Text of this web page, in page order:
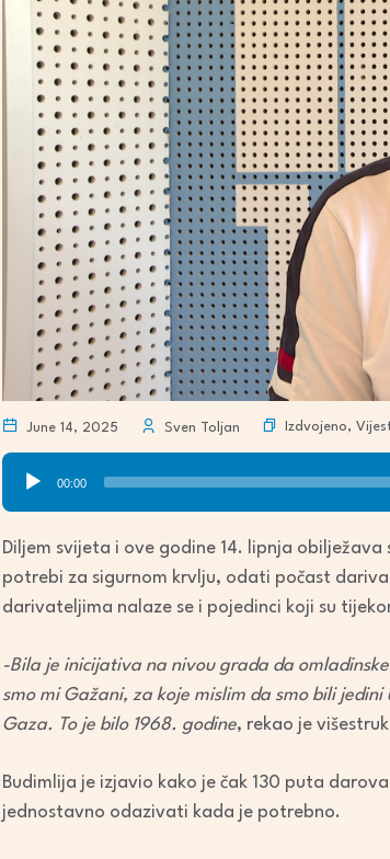
June 14, 2025 Sven Toljan Izdvojeno,
Audio
Player
00:00
Diljem svijeta i ove godine 14. lipnja
potrebi za sigurnom krvlju, odati počast
darivateljima nalaze se i pojedinci koji su
-Bila je inicijativa na nivou grada da
smo mi Gažani, za koje mislim da smo bili
Gaza. To je bilo 1968. godine, rekao je
Budimlija je izjavio kako je čak 130 puta
jednostavno odazivati kada je potrebno.